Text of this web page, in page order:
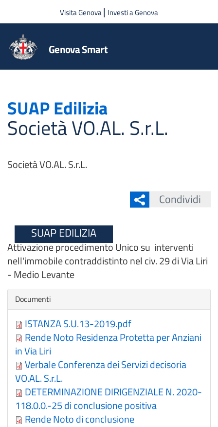
Salta al contenuto principale
Visita Genova| Investi a Genova
Genova Smart
SUAP Edilizia
Società VO.AL. S.r.L.
Società VO.AL. S.r.L.
Condividi
SUAP EDILIZIA
Attivazione procedimento Unico su interventi
nell'immobile contraddistinto nel civ. 29 di Via Liri
- Medio Levante
Nascondi
Documenti
ISTANZA S.U.13-2019.pdf
Rende Noto Residenza Protetta per Anziani
in Via Liri
Verbale Conferenza dei Servizi decisoria
VO.AL. S.r.L.
DETERMINAZIONE DIRIGENZIALE N. 2020-
118.0.0.-25 di conclusione positiva
Rende Noto di conclusione